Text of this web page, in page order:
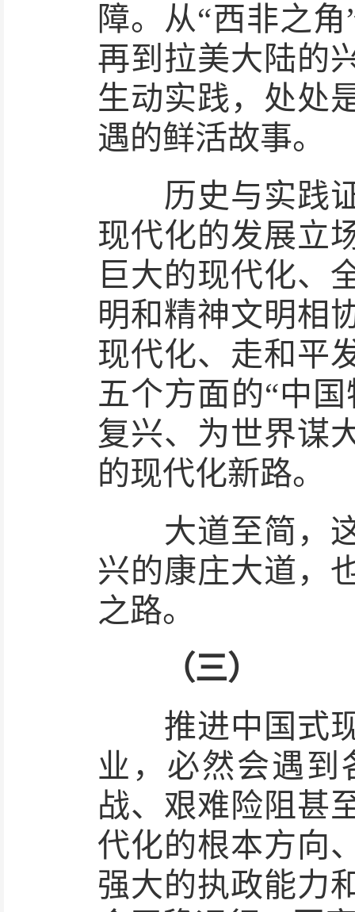
障。从“西非之
再到拉美大陆的
生动实践，处处
遇的鲜活故事。
历史与实践证
现代化的发展立
巨大的现代化、
明和精神文明相
现代化、走和平
五个方面的“中
复兴、为世界谋
的现代化新路。
大道至简，这
兴的康庄大道，
之路。
（三）
推进中国式现
业，必然会遇到
战、艰难险阻甚
代化的根本方向
强大的执政能力